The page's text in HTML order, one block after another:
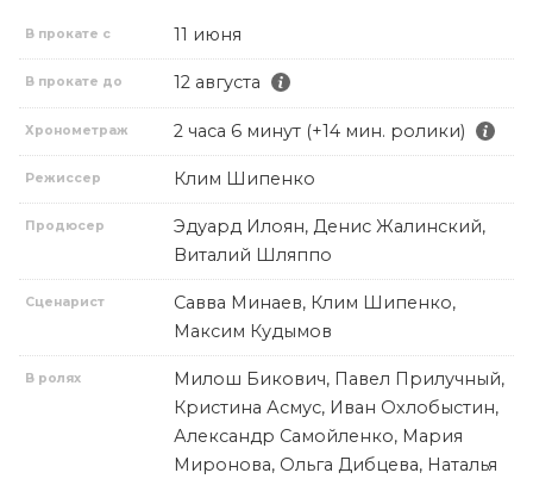
В прокате с 11 июня
В прокате до 12 августа
Хронометраж 2 часа 6 минут (+14 мин. ролики)
Режиссер Клим Шипенко
Продюсер
Эдуард Илоян, Денис Жалинский,
Виталий Шляппо
Сценарист
Савва Минаев, Клим Шипенко,
Максим Кудымов
В ролях
Милош Бикович, Павел Прилучный,
Кристина Асмус, Иван Охлобыстин,
Александр Самойленко, Мария
Миронова, Ольга Дибцева, Наталья